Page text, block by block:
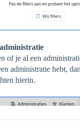
of je al een
administratie hebt,
hierin.